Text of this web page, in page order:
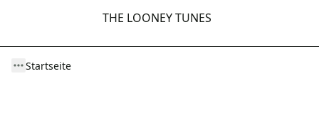
THE LOONEY TUNES
Startseite